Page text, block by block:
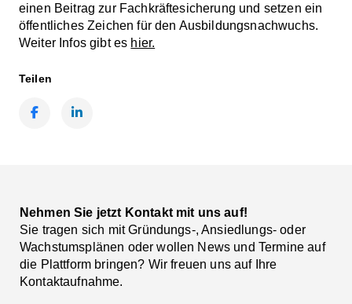
einen Beitrag zur Fachkräftesicherung und setzen ein
öffentliches Zeichen für den Ausbildungsnachwuchs.
Weiter Infos gibt es hier.
Teilen
Nehmen Sie jetzt Kontakt mit uns auf!
Sie tragen sich mit Gründungs-, Ansiedlungs- oder
Wachstumsplänen oder wollen News und Termine auf
die Plattform bringen? Wir freuen uns auf Ihre
Kontaktaufnahme.